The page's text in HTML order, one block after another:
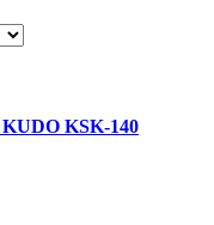
KSK-140